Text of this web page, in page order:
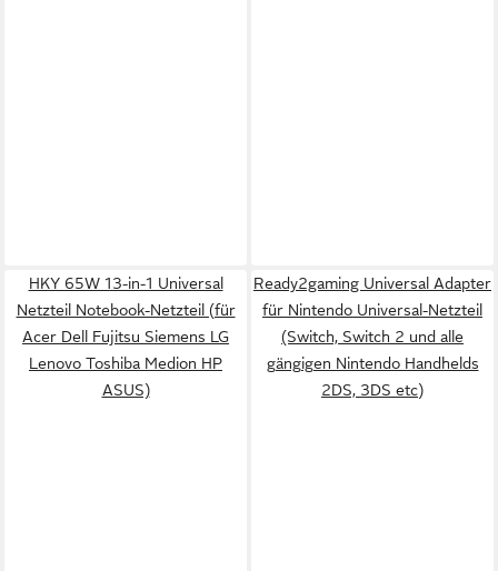
HKY 65W 13-in-1 Universal
Netzteil Notebook-Netzteil (für
Acer Dell Fujitsu Siemens LG
Lenovo Toshiba Medion HP
ASUS)
Ready2gaming Universal Adapter
für Nintendo Universal-Netzteil
(Switch, Switch 2 und alle
gängigen Nintendo Handhelds
2DS, 3DS etc)